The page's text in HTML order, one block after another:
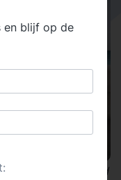
wat een gemiddeld
en blijf op de